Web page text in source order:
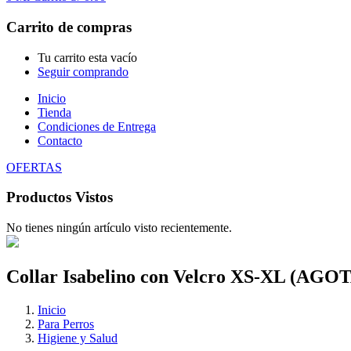
Carrito de compras
Tu carrito esta vacío
Seguir comprando
Inicio
Tienda
Condiciones de Entrega
Contacto
OFERTAS
Productos Vistos
No tienes ningún artículo visto recientemente.
Collar Isabelino con Velcro XS-XL
Inicio
Para Perros
Higiene y Salud